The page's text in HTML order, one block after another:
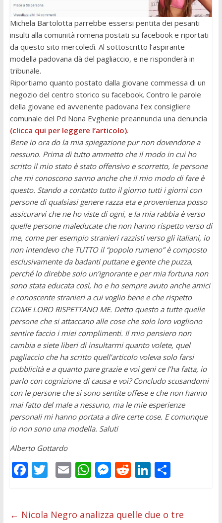
Michela Bartolotta parrebbe essersi pentita dei pesanti
insulti alla comunità romena postati su facebook e riportati
da questo sito mercoledì. Al sottoscritto l’aspirante
modella padovana dà del pagliaccio, e ne risponderà in
tribunale.
Riportiamo quanto postato dalla giovane commessa di un
negozio del centro storico su facebook. Contro le parole
della giovane ed avvenente padovana l’ex consigliere
comunale del Pd Nona Evghenie preannuncia una denuncia
(clicca qui per leggere l’articolo).
Bene io ora do la mia spiegazione pur non dovendone a
nessuno. Prima di tutto ammetto che il modo in cui ho
scritto il mio stato è stato offensivo e scorretto, le persone
che mi conoscono sanno anche che il mio modo di fare è
questo. Stando a contatto tutto il giorno tutti i giorni con
persone di qualsiasi genere razza eta e provenienza posso
assicurarvi che ne ho viste di ogni, e la mia rabbia è verso
quelle persone maleducate che non hanno rispetto verso di
me, come per esempio stranieri razzisti verso gli italiani, io
non intendevo che TUTTO il “popolo rumeno” è composto
esclusivamente da badanti puttane e gente che puzza,
perché lo direbbe solo un’ignorante e per mia fortuna non
sono stata educata così, ho e ho sempre avuto anche amici
e conoscente stranieri a cui voglio bene e che rispetto
COME LORO RISPETTANO ME. Detto questo a tutte quelle
persone che si attaccano alle cose che solo loro vogliono
sentire faccio i miei complimenti. Il mio pensiero non
cambia e siete liberi di insultarmi quanto volete, quel
pagliaccio che ha scritto quell’articolo voleva solo farsi
pubblicità e a quanto pare grazie e voi geni ce l’ha fatta, io
parlo con cognizione di causa e voi? Concludo scusandomi
con le persone che si sono sentite offese e che non hanno
mai fatto del male a nessuno, ma le mie esperienze
personali mi hanno portata a dire certe cose. E comunque
io non sono una modella. Saluti
Alberto Gottardo
F
b
T
er
E
l
W
s
M
e
R
di
Li
e
C
di
← Nicola Negro analizza quelle due o tre